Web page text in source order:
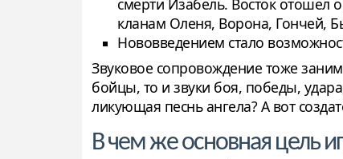
смерти Изабель. Восток отошел
кланам Оленя, Ворона, Гончей,
Нововведением стало
Звуковое сопровождение тоже
бойцы, то и звуки боя, победы,
ликующая песнь ангела? А вот
В чем же основная цель